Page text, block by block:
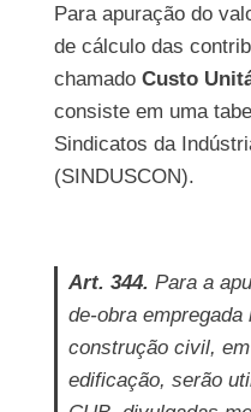
Para apuração do
de cálculo das
chamado Custo
consiste em uma
Sindicatos da
(SINDUSCON).
Art. 344.Para a
de-obra
construção civil,
edificação, serão